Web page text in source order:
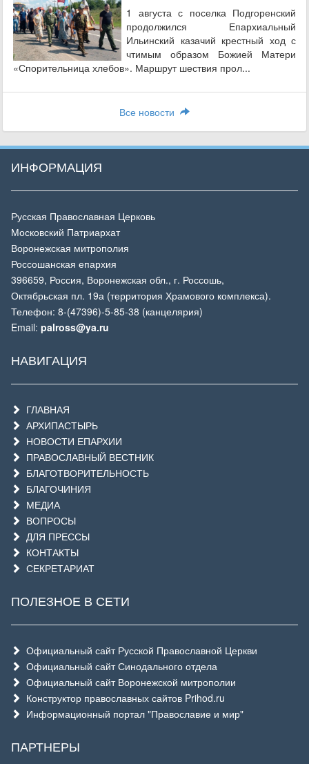
1 августа с поселка Подгоренский
продолжился Епархиальный
Ильинский казачий крестный ход с
чтимым образом Божией Матери
«Спорительница хлебов». Маршрут шествия прол...
Все новости
ИНФОРМАЦИЯ
Русская Православная Церковь
Московский Патриархат
Воронежская митрополия
Россошанская епархия
396659, Россия, Воронежская обл., г. Россошь,
Октябрьская пл. 19а (территория Храмового комплекса).
Телефон: 8-(47396)-5-85-38 (канцелярия)
Email: palross@ya.ru
НАВИГАЦИЯ
ГЛАВНАЯ
АРХИПАСТЫРЬ
НОВОСТИ ЕПАРХИИ
ПРАВОСЛАВНЫЙ ВЕСТНИК
БЛАГОТВОРИТЕЛЬНОСТЬ
БЛАГОЧИНИЯ
МЕДИА
ВОПРОСЫ
ДЛЯ ПРЕССЫ
КОНТАКТЫ
СЕКРЕТАРИАТ
ПОЛЕЗНОЕ В СЕТИ
Официальный сайт Русской Православной Церкви
Официальный сайт Синодального отдела
Официальный сайт Воронежской митрополии
Конструктор православных сайтов Prihod.ru
Информационный портал "Православие и мир"
ПАРТНЕРЫ